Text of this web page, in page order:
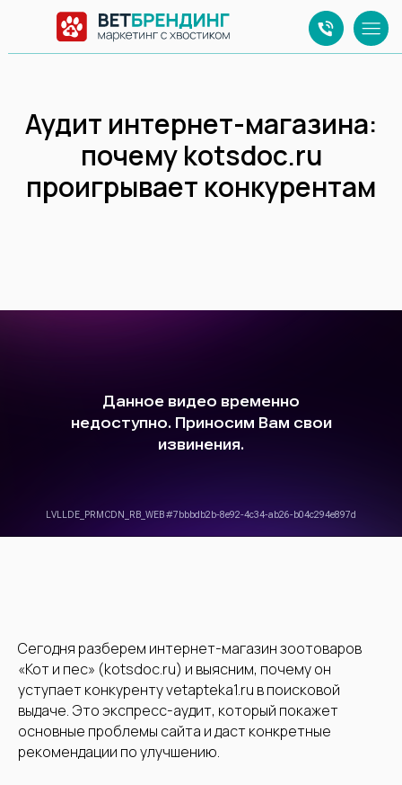
Аудит интернет-магазина:
почему kotsdoc.ru
проигрывает конкурентам
Сегодня разберем интернет-магазин зоотоваров
«Кот и пес» (kotsdoc.ru) и выясним, почему он
уступает конкуренту vetapteka1.ru в поисковой
выдаче. Это экспресс-аудит, который покажет
основные проблемы сайта и даст конкретные
рекомендации по улучшению.